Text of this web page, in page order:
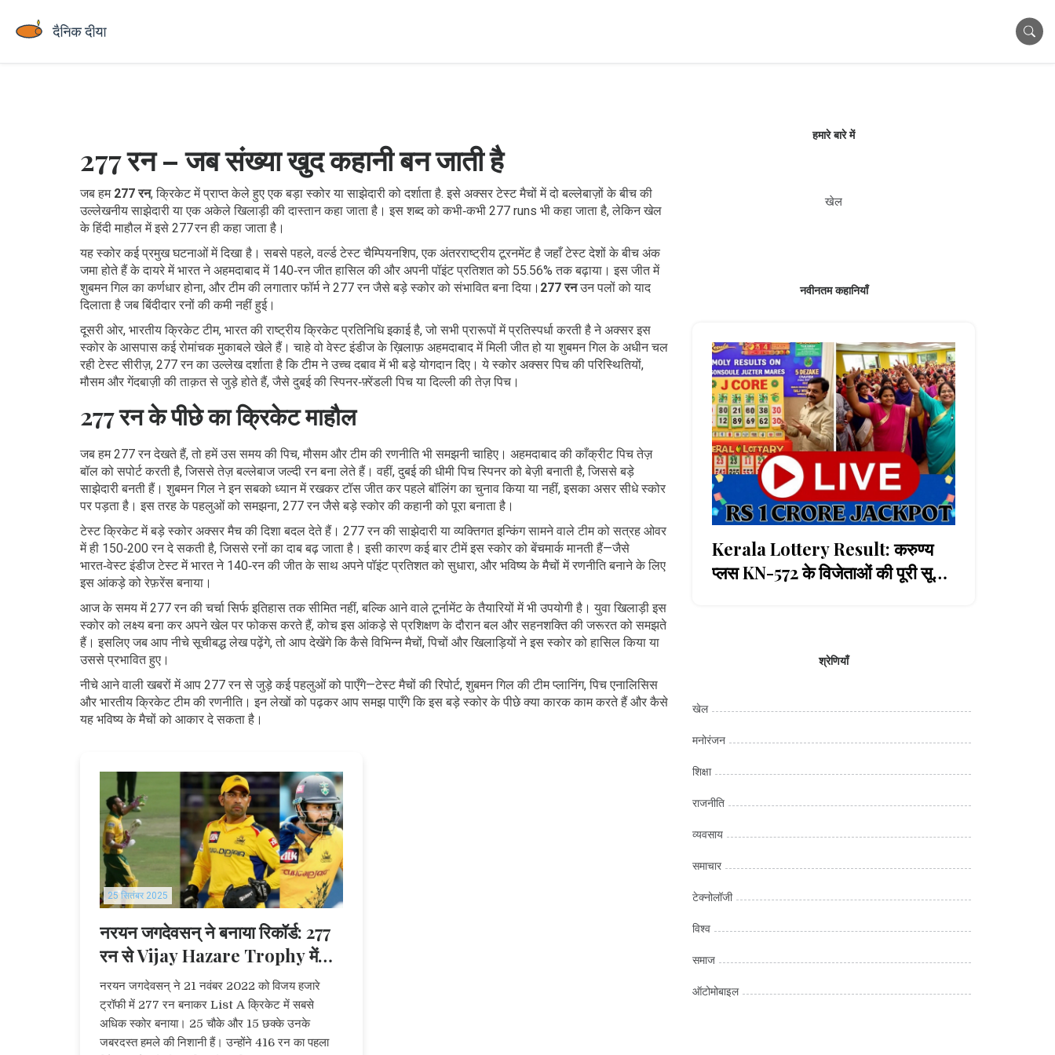
277 रन – जब संख्या खुद कहानी बन जाती है
जब हम 277 रन,क्रिकेट में प्राप्त केले हुए एक बड़ा स्कोर या साझेदारी को दर्शाता है. इसे अक्सर टेस्ट मैचों में दो बल्लेबाज़ों के बीच की
उल्लेखनीय साझेदारी या एक अकेले खिलाड़ी की दास्तान कहा जाता है। इस शब्द को कभी‑कभी 277 runs भी कहा जाता है, लेकिन खेल
के हिंदी माहौल में इसे 277 रन ही कहा जाता है।
यह स्कोर कई प्रमुख घटनाओं में दिखा है। सबसे पहले,वर्ल्ड टेस्ट चैम्पियनशिप,एक अंतरराष्ट्रीय टूरनमेंट है जहाँ टेस्ट देशों के बीच अंक
जमा होते हैंके दायरे में भारत ने अहमदाबाद में 140‑रन जीत हासिल की और अपनी पॉइंट प्रतिशत को 55.56% तक बढ़ाया। इस जीत में
शुबमन गिल का कर्णधार होना, और टीम की लगातार फॉर्म ने 277 रन जैसे बड़े स्कोर को संभावित बना दिया। 277 रनउन पलों को याद
दिलाता है जब बिंदीदार रनों की कमी नहीं हुई।
दूसरी ओर, भारतीय क्रिकेट टीम, भारत की राष्ट्रीय क्रिकेट प्रतिनिधि इकाई है, जो सभी प्रारूपों में प्रतिस्पर्धा करती हैने अक्सर इस
स्कोर के आसपास कई रोमांचक मुकाबले खेले हैं। चाहे वो वेस्ट इंडीज के ख़िलाफ़ अहमदाबाद में मिली जीत हो या शुबमन गिल के अधीन चल
रही टेस्ट सीरीज़, 277 रन का उल्लेख दर्शाता है कि टीम ने उच्च दबाव में भी बड़े योगदान दिए। ये स्कोर अक्सर पिच की परिस्थितियों,
मौसम और गेंदबाज़ी की ताक़त से जुड़े होते हैं, जैसे दुबई की स्पिनर‑फ़्रेंडली पिच या दिल्ली की तेज़ पिच।
277 रन के पीछे का क्रिकेट माहौल
जब हम 277 रन देखते हैं, तो हमें उस समय की पिच, मौसम और टीम की रणनीति भी समझनी चाहिए। अहमदाबाद की काँक्रीट पिच तेज़
बॉल को सपोर्ट करती है, जिससे तेज़ बल्लेबाज जल्दी रन बना लेते हैं। वहीं, दुबई की धीमी पिच स्पिनर को बेज़ी बनाती है, जिससे बड़े
साझेदारी बनती हैं। शुबमन गिल ने इन सबको ध्यान में रखकर टॉस जीत कर पहले बॉलिंग का चुनाव किया या नहीं, इसका असर सीधे स्कोर
पर पड़ता है। इस तरह के पहलुओं को समझना, 277 रन जैसे बड़े स्कोर की कहानी को पूरा बनाता है।
टेस्ट क्रिकेट में बड़े स्कोर अक्सर मैच की दिशा बदल देते हैं। 277 रन की साझेदारी या व्यक्तिगत इन्किंग सामने वाले टीम को सत्रह ओवर
में ही 150‑200 रन दे सकती है, जिससे रनों का दाब बढ़ जाता है। इसी कारण कई बार टीमें इस स्कोर को बेंचमार्क मानती हैं—जैसे
भारत‑वेस्ट इंडीज टेस्ट में भारत ने 140‑रन की जीत के साथ अपने पॉइंट प्रतिशत को सुधारा, और भविष्य के मैचों में रणनीति बनाने के लिए
इस आंकड़े को रेफ़रेंस बनाया।
आज के समय में 277 रन की चर्चा सिर्फ इतिहास तक सीमित नहीं, बल्कि आने वाले टूर्नामेंट के तैयारियों में भी उपयोगी है। युवा खिलाड़ी इस
स्कोर को लक्ष्य बना कर अपने खेल पर फोकस करते हैं, कोच इस आंकड़े से प्रशिक्षण के दौरान बल और सहनशक्ति की जरूरत को समझते
हैं। इसलिए जब आप नीचे सूचीबद्ध लेख पढ़ेंगे, तो आप देखेंगे कि कैसे विभिन्न मैचों, पिचों और खिलाड़ियों ने इस स्कोर को हासिल किया या
उससे प्रभावित हुए।
नीचे आने वाली खबरों में आप 277 रन से जुड़े कई पहलुओं को पाएँगे—टेस्ट मैचों की रिपोर्ट, शुबमन गिल की टीम प्लानिंग, पिच एनालिसिस
और भारतीय क्रिकेट टीम की रणनीति। इन लेखों को पढ़कर आप समझ पाएँगे कि इस बड़े स्कोर के पीछे क्या कारक काम करते हैं और कैसे
यह भविष्य के मैचों को आकार दे सकता है।
25 सितंबर 2025
नरयन जगदेवसन् ने बनाया रिकॉर्ड: 277
रन से Vijay Hazare Trophy में
इतिहास रचा
नरयन जगदेवसन् ने 21 नवंबर 2022 को विजय हजारे
ट्रॉफी में 277 रन बनाकर List A क्रिकेट में सबसे
अधिक स्कोर बनाया। 25 चौके और 15 छक्के उनके
जबरदस्त हमले की निशानी हैं। उन्होंने 416 रन का पहला
हमारे बारे में
खेल
नवीनतम कहानियाँ
Kerala Lottery Result: करुण्य
प्लस KN-572 के विजेताओं की पूरी सूची,
श्रेणियाँ
खेल
मनोरंजन
शिक्षा
राजनीति
व्यवसाय
समाचार
टेक्नोलॉजी
विश्व
समाज
ऑटोमोबाइल